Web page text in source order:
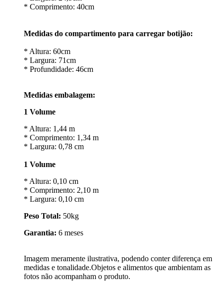
* Comprimento: 40cm
Medidas do compartimento para carregar botijão:
* Altura: 60cm
* Largura: 71cm
* Profundidade: 46cm
Medidas embalagem:
1 Volume
* Altura: 1,44 m
* Comprimento: 1,34 m
* Largura: 0,78 cm
1 Volume
* Altura: 0,10 cm
* Comprimento: 2,10 m
* Largura: 0,10 cm
Peso Total: 50kg
Garantia: 6 meses
Imagem meramente ilustrativa, podendo conter diferença em
medidas e tonalidade.Objetos e alimentos que ambientam as
fotos não acompanham o produto.